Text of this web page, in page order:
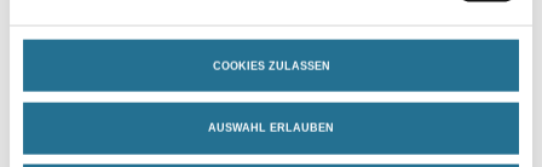
COOKIES ZULASSEN
AUSWAHL ERLAUBEN
PRODUKTEIGENSCHAFTEN
- Hohe Kantenabdeckung